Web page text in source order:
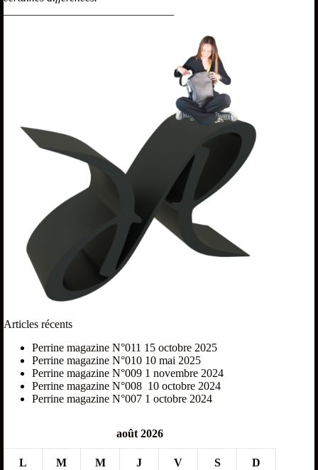
Articles récents
Perrine magazine N°011 15 octobre 2025
Perrine magazine N°010 10 mai 2025
Perrine magazine N°009 1 novembre 2024
Perrine magazine N°008 10 octobre 2024
Perrine magazine N°007 1 octobre 2024
août 2026
L M M J V S D